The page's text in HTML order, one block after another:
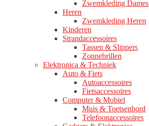
Zwemkleding Dames
Heren
Zwemkleding Heren
Kinderen
Strandaccessoires
Tassen & Slippers
Zonnebrillen
Elektronica & Techniek
Auto & Fiets
Autoaccessoires
Fietsaccessoires
Computer & Mobiel
Muis & Toetsenbord
Telefoonaccessoires